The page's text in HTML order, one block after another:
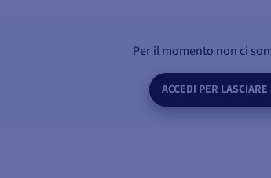
Per il momento non ci
ACCEDI PER